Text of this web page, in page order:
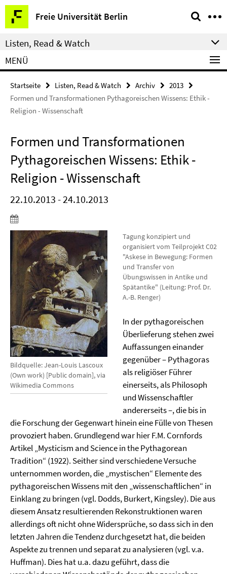
Springe
direkt
zu
Inhalt
Freie Universität Berlin
Service-
Navigation
Listen, Read & Watch
MENÜ
Startseite Listen, Read & Watch Archiv
2013
Formen und Transformationen Pythagoreischen Wissens: Ethik -
Religion - Wissenschaft
Formen und Transformationen
Pythagoreischen Wissens: Ethik -
Religion - Wissenschaft
22.10.2013 - 24.10.2013
Bildquelle: Jean-Louis Lascoux
(Own work) [Public domain], via
Wikimedia Commons
Tagung konzipiert und
organisiert vom Teilprojekt C02
"Askese in Bewegung: Formen
und Transfer von
Übungswissen in Antike und
Spätantike" (Leitung: Prof. Dr.
A.-B. Renger)
In der pythagoreischen
Überlieferung stehen zwei
Auffassungen einander
gegenüber – Pythagoras
als religiöser Führer
einerseits, als Philosoph
und Wissenschaftler
andererseits –, die bis in
die Forschung der Gegenwart hinein eine Fülle von Thesen
provoziert haben. Grundlegend war hier F.M. Cornfords
Artikel „Mysticism and Science in the Pythagorean
Tradition“ (1922). Seither sind verschiedene Versuche
unternommen worden, die „mystischen“ Elemente des
pythagoreischen Wissens mit den „wissenschaftlichen“ in
Einklang zu bringen (vgl. Dodds, Burkert, Kingsley). Die aus
diesem Ansatz resultierenden Rekonstruktionen waren
allerdings oft nicht ohne Widersprüche, so dass sich in den
letzten Jahren die Tendenz durchgesetzt hat, die beiden
Aspekte zu trennen und separat zu analysieren (vgl. v.a.
Huffman). Dies hat u.a. dazu geführt, dass die